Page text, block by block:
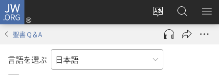
JW.ORG
サ
イ
ト
の
言
ロ
グ
ン
し
JW.ORG
の
検
メ
を
聖書 Q＆A
言語を選ぶ